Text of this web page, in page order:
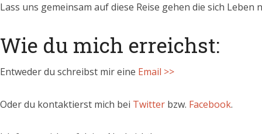
Lass uns gemeinsam auf diese Reise gehen die sich Leben
Wie du mich erreichst:
Entweder du schreibst mir eine Email >>
Oder du kontaktierst mich bei Twitter bzw. Facebook.